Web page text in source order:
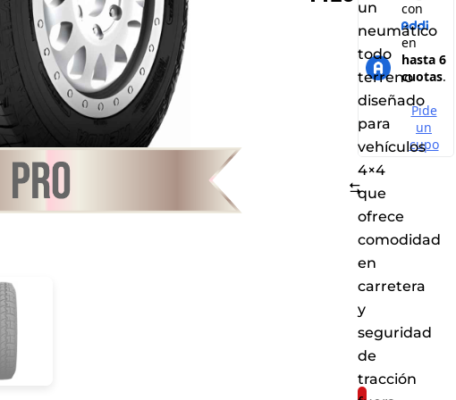
Comparar
un
neumático
todo
terreno
diseñado
para
vehículos
4×4
que
ofrece
comodidad
en
carretera
y
seguridad
de
tracción